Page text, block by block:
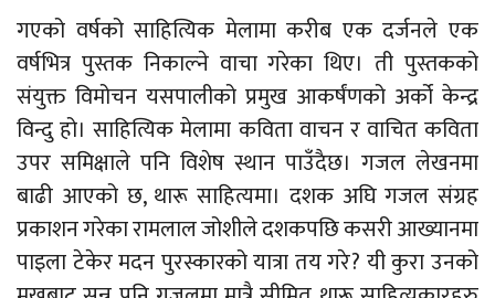
गएको वर्षको साहित्यिक मेलामा करीब एक दर्जनले एक
वर्षभित्र पुस्तक निकाल्ने वाचा गरेका थिए। ती पुस्तकको
संयुक्त विमोचन यसपालीको प्रमुख आकर्षंणको अर्को केन्द्र
विन्दु हो। साहित्यिक मेलामा कविता वाचन र वाचित कविता
उपर समिक्षाले पनि विशेष स्थान पाउँदैछ। गजल लेखनमा
बाढी आएको छ, थारू साहित्यमा। दशक अघि गजल संग्रह
प्रकाशन गरेका रामलाल जोशीले दशकपछि कसरी आख्यानमा
पाइला टेकेर मदन पुरस्कारको यात्रा तय गरे? यी कुरा उनको